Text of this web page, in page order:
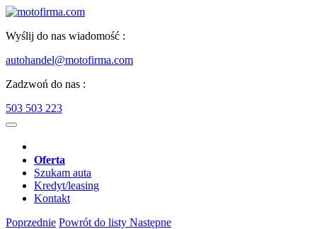
Wyślij do nas wiadomość :
autohandel@motofirma.com
Zadzwoń do nas :
503 503 223
Oferta
Szukam auta
Kredyt/leasing
Kontakt
Poprzednie Powrót do listy Następne